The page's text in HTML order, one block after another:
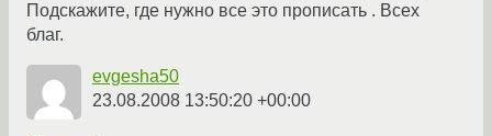
Подскажите, где нужно все это прописать . Всех
благ.
evgesha50
23.08.2008 13:50:20 +00:00